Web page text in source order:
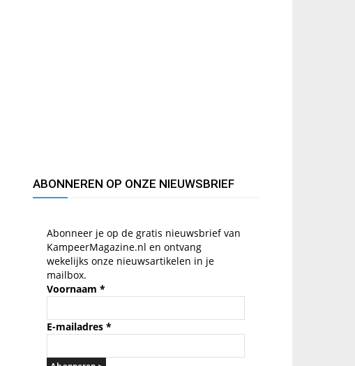
ABONNEREN OP ONZE NIEUWSBRIEF
Abonneer je op de gratis nieuwsbrief van
KampeerMagazine.nl en ontvang
wekelijks onze nieuwsartikelen in je
mailbox.
Voornaam *
E-mailadres *